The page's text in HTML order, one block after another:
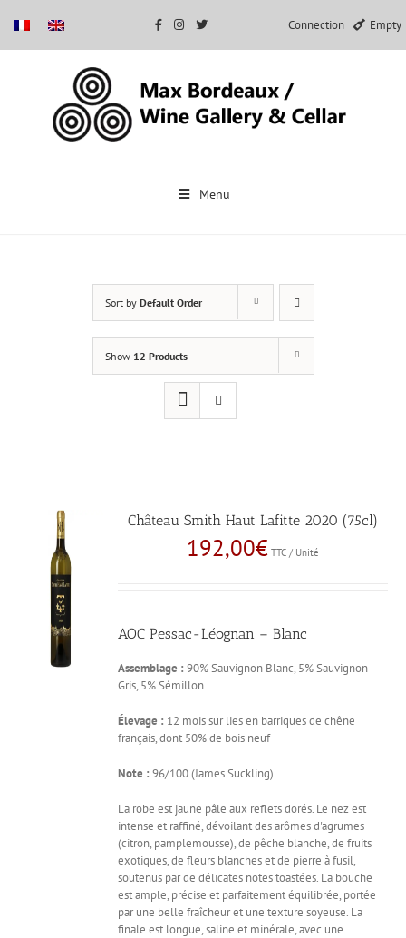
Connection Empty
Menu
Sort by Default Order
Show 12 Products
Château Smith Haut Lafitte 2020 (75cl)
192,00€ TTC / Unité
AOC Pessac-Léognan – Blanc
Assemblage : 90% Sauvignon Blanc, 5% Sauvignon
Gris, 5% Sémillon
Élevage : 12 mois sur lies en barriques de chêne
français, dont 50% de bois neuf
Note : 96/100 (James Suckling)
La robe est jaune pâle aux reflets dorés. Le nez est
intense et raffiné, dévoilant des arômes d'agrumes
(citron, pamplemousse), de pêche blanche, de fruits
exotiques, de fleurs blanches et de pierre à fusil,
soutenus par de délicates notes toastées. La bouche
est ample, précise et parfaitement équilibrée, portée
par une belle fraîcheur et une texture soyeuse. La
finale est longue, saline et minérale, avec une